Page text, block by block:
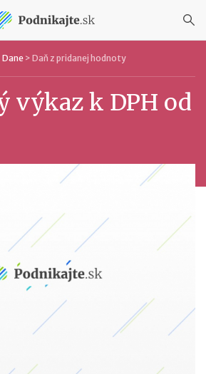
Dane > Daň z pridanej hodnoty
výkaz k DPH od